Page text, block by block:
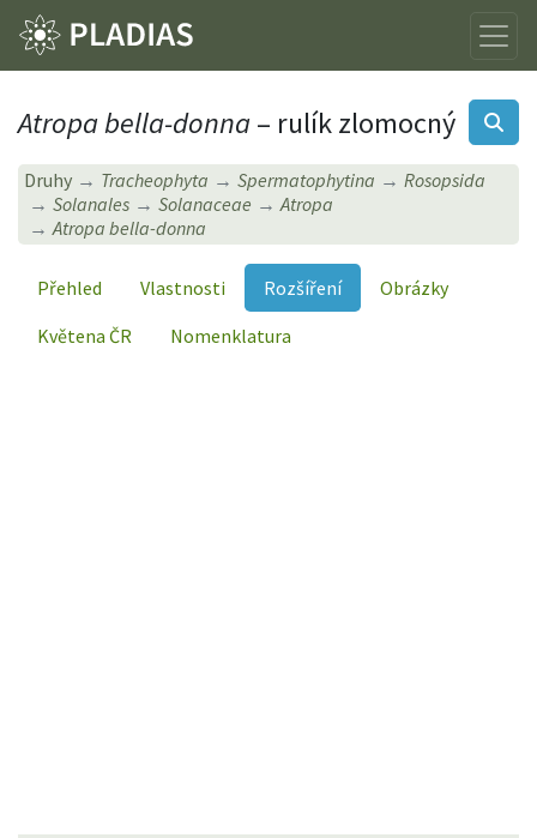
Atropa bella-donna– rulík zlomocný
Druhy Tracheophyta Spermatophytina
Rosopsida
Solanales
Solanaceae
Atropa
Atropa bella-donna
Přehled Vlastnosti Rozšíření
Obrázky
Květena ČR
Nomenklatura